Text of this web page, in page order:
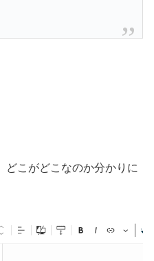
どこがどこなのか分かりに